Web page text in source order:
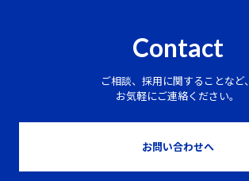
Contact
ご相談、採用に関することなど、
お気軽にご連絡ください。
お問い合わせへ